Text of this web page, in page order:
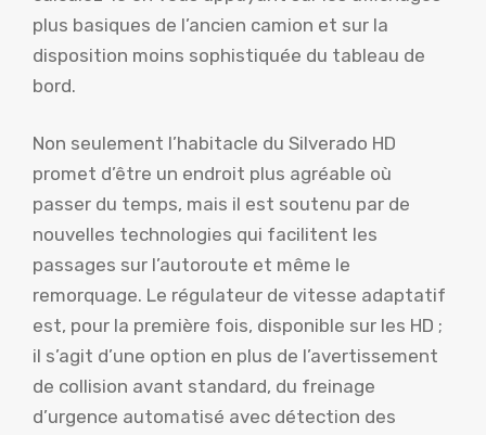
plus basiques de l’ancien camion et sur la
disposition moins sophistiquée du tableau de
bord.
Non seulement l’habitacle du Silverado HD
promet d’être un endroit plus agréable où
passer du temps, mais il est soutenu par de
nouvelles technologies qui facilitent les
passages sur l’autoroute et même le
remorquage. Le régulateur de vitesse adaptatif
est, pour la première fois, disponible sur les HD ;
il s’agit d’une option en plus de l’avertissement
de collision avant standard, du freinage
d’urgence automatisé avec détection des